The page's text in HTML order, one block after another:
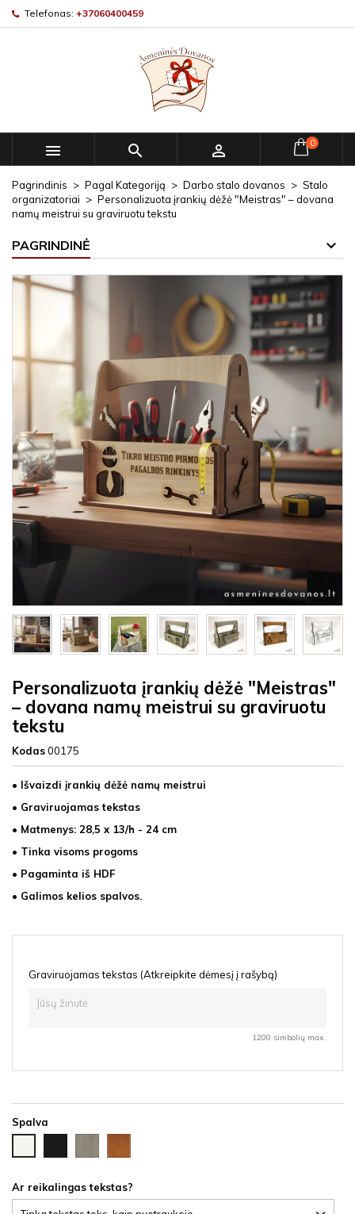
Telefonas: +37060400459
   0
Pagrindinis Pagal Kategoriją Darbo stalo dovanos
Stalo
organizatoriai
Personalizuota įrankių dėžė "Meistras" – dovana
namų meistrui su graviruotu tekstu
PAGRINDINĖ
Personalizuota įrankių dėžė "Meistras"
– dovana namų meistrui su graviruotu
tekstu
Kodas00175
• Išvaizdi įrankių dėžė namų meistrui
• Graviruojamas tekstas
• Matmenys: 28,5 x 13/h - 24 cm
• Tinka visoms progoms
• Pagaminta iš HDF
• Galimos kelios spalvos.
Graviruojamas tekstas (Atkreipkite dėmesį į rašybą)
1200 simbolių max.
Spalva
HDF
HDF
latte
HDF
Ar reikalingas tekstas?